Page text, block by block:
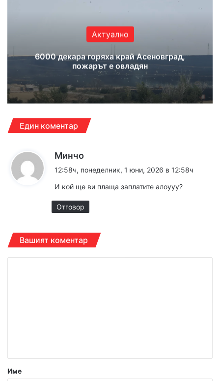
Актуално
6000 декара горяха край Асеновград,
пожарът е овладян
Един коментар
Минчо
а
:
12:58ч, понеделник, 1 юни, 2026 в 12:58ч
И кой ще ви плаща заплатите алоууу?
Отговор
Вашият коментар
р
Име